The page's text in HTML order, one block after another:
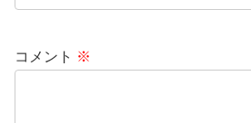
コメント ※